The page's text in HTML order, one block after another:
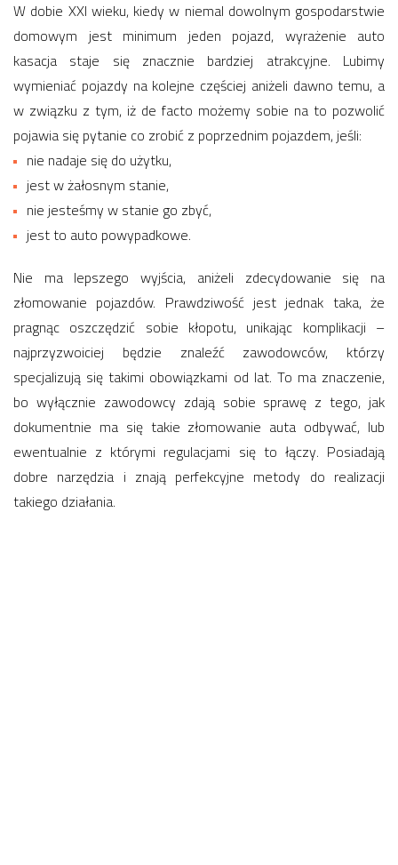
W dobie XXI wieku, kiedy w niemal dowolnym gospodarstwie
domowym jest minimum jeden pojazd, wyrażenie auto
kasacja staje się znacznie bardziej atrakcyjne. Lubimy
wymieniać pojazdy na kolejne częściej aniżeli dawno temu, a
w związku z tym, iż de facto możemy sobie na to pozwolić
pojawia się pytanie co zrobić z poprzednim pojazdem, jeśli:
nie nadaje się do użytku,
jest w żałosnym stanie,
nie jesteśmy w stanie go zbyć,
jest to auto powypadkowe.
Nie ma lepszego wyjścia, aniżeli zdecydowanie się na
złomowanie pojazdów. Prawdziwość jest jednak taka, że
pragnąc oszczędzić sobie kłopotu, unikając komplikacji –
najprzyzwoiciej będzie znaleźć zawodowców, którzy
specjalizują się takimi obowiązkami od lat. To ma znaczenie,
bo wyłącznie zawodowcy zdają sobie sprawę z tego, jak
dokumentnie ma się takie złomowanie auta odbywać, lub
ewentualnie z którymi regulacjami się to łączy. Posiadają
dobre narzędzia i znają perfekcyjne metody do realizacji
takiego działania.